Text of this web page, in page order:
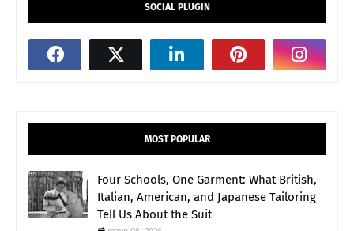
SOCIAL PLUGIN
MOST POPULAR
Four Schools, One Garment: What British,
Italian, American, and Japanese Tailoring
Tell Us About the Suit